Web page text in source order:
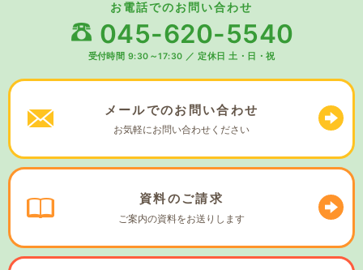
お電話でのお問い合わせ
045-620-5540
受付時間 9:30～17:30 ／ 定休日 土・日・祝
メールでのお問い合わせ
お気軽にお問い合わせください
資料のご請求
ご案内の資料をお送りします